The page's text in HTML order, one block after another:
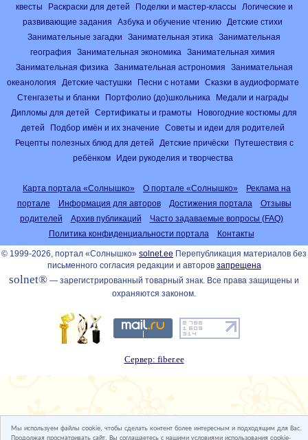
Мы используем файлы cookie, чтобы сделать контент более интересным и подходящим для Вас.
Продолжая просматривать сайт, Вы соглашаетесь с нашими условиями использования cookie-
квесты
Раскраски для детей Поделки и мастер-классы
Логические и
развивающие задания
Азбука и обучение чтению
Детские стихи
Занимательные загадки
Занимательная этика
Занимательная
география
Занимательная экономика
Занимательная химия
Занимательная физика
Занимательная астрономия
Занимательная
океанология
Детские частушки Песни с нотами
Сказки в аудиоформате
Стенгазеты и бланки
Портфолио (до)школьника
Медали и награды
Дипломы для детей
Сертификаты и грамоты
Новогодние костюмы для
детей
Подбор имён и их значение
Советы и идеи для родителей
Рецепты полезных блюд для детей
Детские причёски
Путешествия с
ребёнком
Идеи рукоделия и творчества
Карта портала «Солнышко» О портале «Солнышко»
Реклама на
портале
Информация для авторов Достижения портала
Отзывы
родителей
Архив публикаций
Часто задаваемые вопросы (FAQ)
Политика конфиденциальности портала
Контакты
© 1999-2026, портал «Солнышко» solnet.ee Перепубликация материалов без
письменного согласия редакции и авторов запрещена
solnet® — зарегистрированный товарный знак. Все права защищены и
охраняются законом.
Сервер: fiber.ee